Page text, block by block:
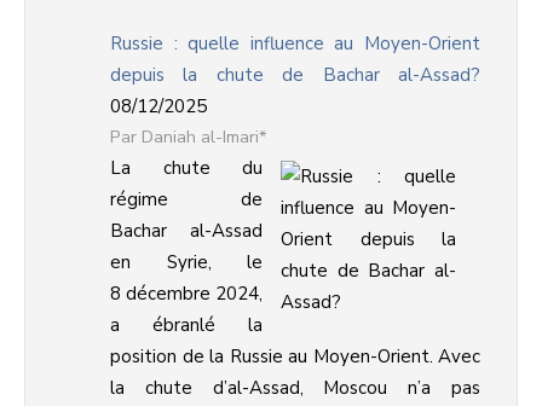
Russie : quelle influence au Moyen-Orient
depuis la chute de Bachar al-Assad?
08/12/2025
Daniah al-Imari*
La chute du
régime de
Bachar al-Assad
en Syrie, le
8 décembre 2024,
a ébranlé la
position de la Russie au Moyen-Orient. Avec
la chute d’al-Assad, Moscou n’a pas